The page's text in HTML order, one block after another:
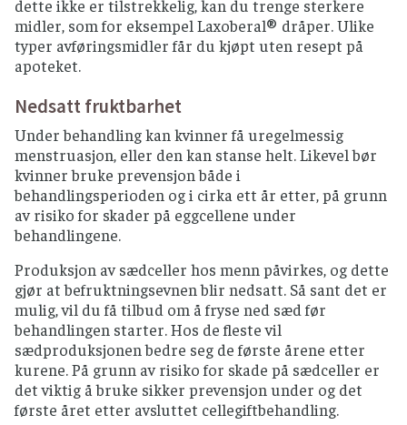
dette ikke er tilstrekkelig, kan du trenge sterkere
midler, som for eksempel Laxoberal® dråper. Ulike
typer avføringsmidler får du kjøpt uten resept på
apoteket.
Nedsatt fruktbarhet
Under behandling kan kvinner få uregelmessig
menstruasjon, eller den kan stanse helt. Likevel bør
kvinner bruke prevensjon både i
behandlingsperioden og i cirka ett år etter, på grunn
av risiko for skader på eggcellene under
behandlingene.
Produksjon av sædceller hos menn påvirkes, og dette
gjør at befruktningsevnen blir nedsatt. Så sant det er
mulig, vil du få tilbud om å fryse ned sæd før
behandlingen starter. Hos de fleste vil
sædproduksjonen bedre seg de første årene etter
kurene. På grunn av risiko for skade på sædceller er
det viktig å bruke sikker prevensjon under og det
første året etter avsluttet cellegiftbehandling.